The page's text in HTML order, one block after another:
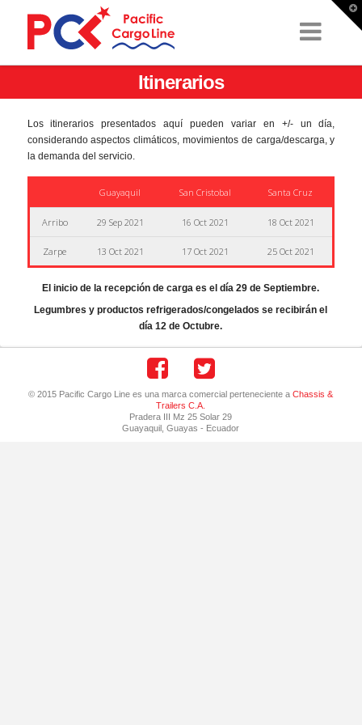
Itinerarios
Los itinerarios presentados aquí pueden variar en +/- un día,
considerando aspectos climáticos, movimientos de carga/descarga, y
la demanda del servicio.
Guayaquil San Cristobal Santa Cruz
Arribo 29 Sep 2021 16 Oct 2021 18 Oct 2021
Zarpe 13 Oct 2021 17 Oct 2021 25 Oct 2021
El inicio de la recepción de carga es el día 29 de Septiembre.
Legumbres y productos refrigerados/congelados se recibirán el
día 12 de Octubre.
© 2015 Pacific Cargo Line es una marca comercial perteneciente aChassis &
Trailers C.A.
Pradera III Mz 25 Solar 29
Guayaquil ,Guayas - Ecuador